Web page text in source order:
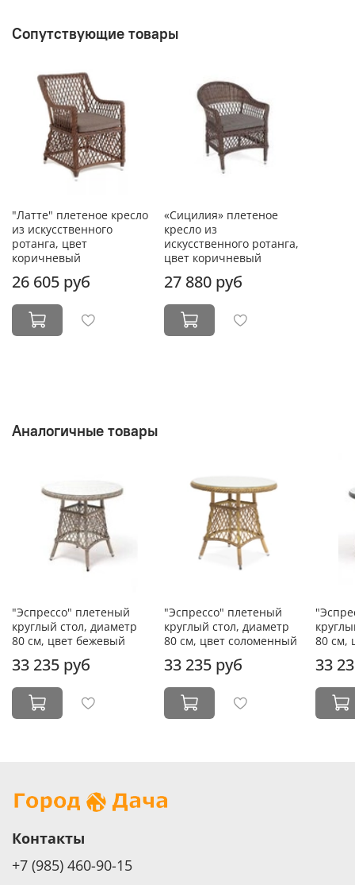
Сопутствующие товары
"Латте" плетеное кресло
из искусственного
ротанга, цвет
коричневый
26 605 руб
«Сицилия» плетеное
кресло из
искусственного ротанга,
цвет коричневый
27 880 руб
Аналогичные товары
"Эспрессо" плетеный
круглый стол, диаметр
80 см, цвет бежевый
33 235 руб
"Эспрессо" плетеный
круглый стол, диаметр
80 см, цвет соломенный
33 235 руб
80 см,
33
Контакты
+7 (985) 460-90-15